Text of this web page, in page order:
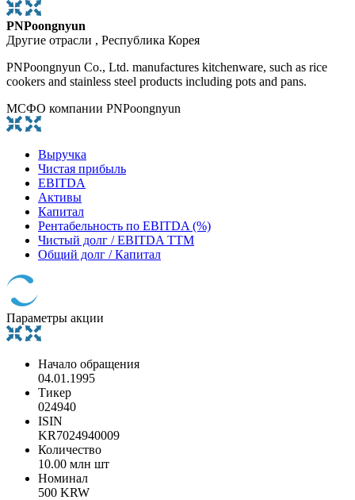
PNPoongnyun
Другие отрасли , Республика Корея
PNPoongnyun Co., Ltd. manufactures kitchenware, such as rice
cookers and stainless steel products including pots and pans.
МСФО компании PNPoongnyun
Выручка
Чистая прибыль
EBITDA
Активы
Капитал
Рентабельность по EBITDA (%)
Чистый долг / EBITDA TTM
Общий долг / Капитал
Параметры акции
Начало обращения
04.01.1995
Тикер
024940
ISIN
KR7024940009
Количество
10.00 млн шт
Номинал
500 KRW